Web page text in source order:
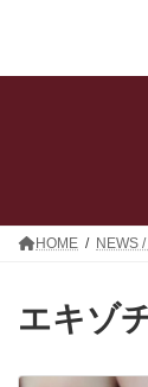
ン
ー
HOME NEWS
エキゾ